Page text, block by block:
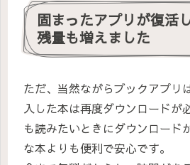
固まったアプリが復活
残量も増えました
ただ、当然ながらブックアプリ
入した本は再度ダウンロードが
も読みたいときにダウンロード
な本よりも便利で安心です。